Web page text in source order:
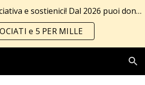
Skip to navigation
Versa la quota associativa e sostienici! Dal 2026 puoi donare anche il 5 per mille!!! Tutte le info al link
e 5 PER MILLE